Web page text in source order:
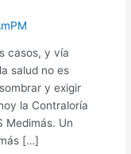
casos, y vía
salud no es
y exigir
la Contraloría
Medimás. Un
[…]